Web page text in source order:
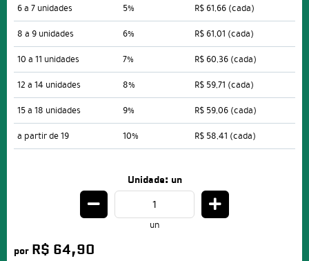
6 a 7 unidades
5% R$ 61,66 (cada)
8 a 9 unidades
6% R$ 61,01 (cada)
10 a 11 unidades
7% R$ 60,36 (cada)
12 a 14 unidades
8% R$ 59,71 (cada)
15 a 18 unidades
9% R$ 59,06 (cada)
a partir de 19
10% R$ 58,41 (cada)
Unidade: un
un
por R$ 64,90